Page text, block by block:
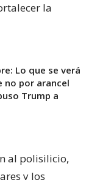
la
Lo que se verá
no por arancel
Trump a
al polisilicio,
y los